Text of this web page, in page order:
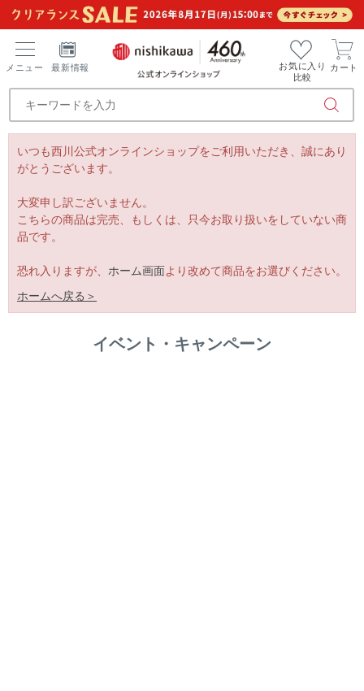
メニュー 最新情報
お気に入り
比較
カート
いつも西川公式オンラインショップをご利用いただき、誠にあり
がとうございます。
大変申し訳ございません。
こちらの商品は完売、もしくは、只今お取り扱いをしていない商
品です。
恐れ入りますが、 ホーム画面より改めて商品をお選びください。
ホームへ戻る＞
イベント・キャンペーン